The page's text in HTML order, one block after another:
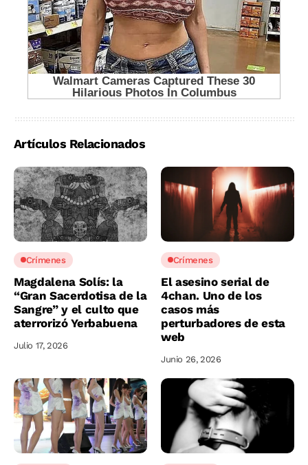
Artículos Relacionados
Crímenes
Magdalena Solís: la
“Gran Sacerdotisa de la
Sangre” y el culto que
aterrorizó Yerbabuena
Julio 17, 2026
Crímenes
El asesino serial de
4chan. Uno de los
casos más
perturbadores de esta
web
Junio 26, 2026